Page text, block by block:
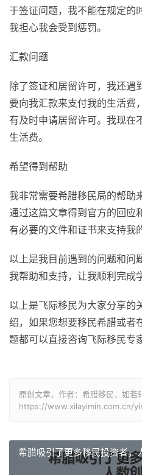
于签证问题，我不能在规定的
我担心我会受到惩罚。
汇款问题
除了签证和居留许可，我还遇
要向我汇款来支付我的生活费
有及时申请居留许可。我现在
生活费。
希望得到帮助
我非常需要希腊移民局的帮助
通过这篇文章得到官方的回应
有必要的文件和证书来支持我
以上是我目前遇到的问题和问
我帮助和支持，让我顺利完成
以上是飞际移民为大家分享的
绍，如果您想要移民希腊或者
题都可以直接咨询飞际移民专
原创文章，作者：希腊移民，如若
https://www.xilayimin.com.cn/
希腊吸引了更多移民投资者，